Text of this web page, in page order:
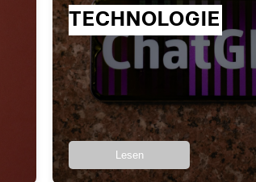
TECHNOLOGIE
Lesen